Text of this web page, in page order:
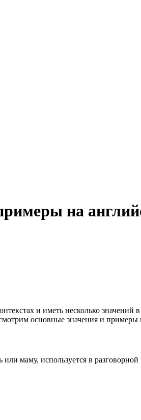
на
и иметь несколько значений
основные значения и примеры
маму, используется в